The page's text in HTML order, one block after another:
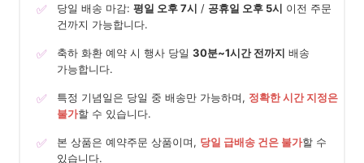
✅ 당일 배송 마감: 평일 오후 7시 / 공휴일 오후 5시 이전 주문
건까지 가능합니다.
✅ 축하 화환 예약 시 행사 당일 30분~1시간 전까지 배송
가능합니다.
✅ 특정 기념일은 당일 중 배송만 가능하며, 정확한 시간 지정은
불가할 수 있습니다.
✅ 본 상품은 예약주문 상품이며, 당일 급배송 건은 불가할 수
있습니다.